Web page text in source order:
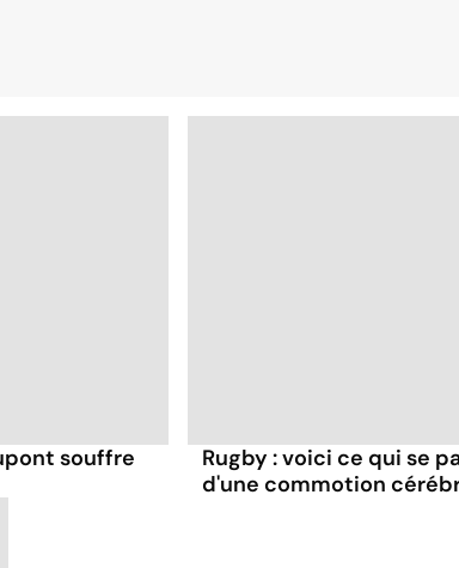
souffre
Rugby : voici ce qui se
d'une commotion